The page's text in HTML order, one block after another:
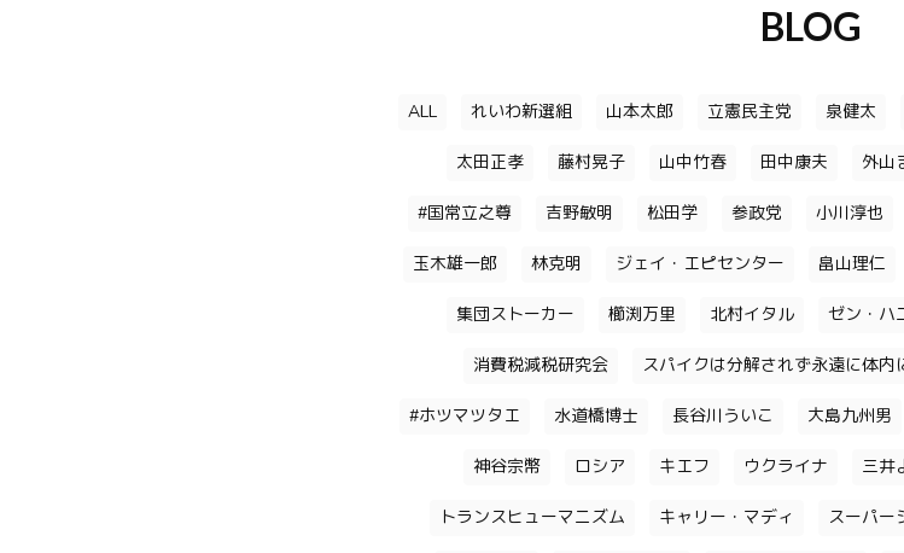
BLOG
ALL れいわ新選組 山本太郎 立憲民主党 泉健太
太田正孝 藤村晃子 山中竹春 田中康夫 外山
#国常立之尊 吉野敏明 松田学 参政党 小川淳也
玉木雄一郎 林克明 ジェイ・エピセンター 畠山理仁
集団ストーカー 櫛渕万里 北村イタル ゼン・ハ
消費税減税研究会 スパイクは分解されず永遠に体内
#ホツマツタエ 水道橋博士 長谷川ういこ 大島九州男
神谷宗幣 ロシア キエフ ウクライナ 三井
トランスヒューマニズム キャリー・マディ スーパー